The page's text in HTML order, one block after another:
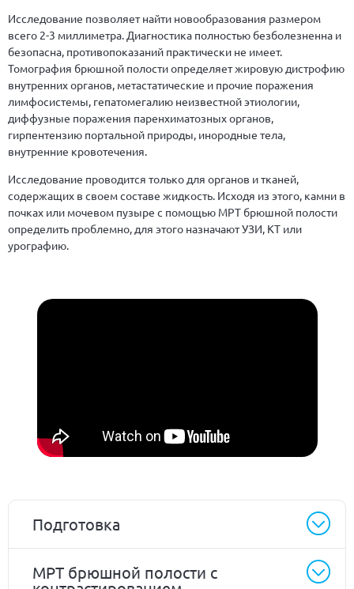
Исследование позволяет найти новообразования размером
всего 2-3 миллиметра. Диагностика полностью безболезненна и
безопасна, противопоказаний практически не имеет.
Томография брюшной полости определяет жировую дистрофию
внутренних органов, метастатические и прочие поражения
лимфосистемы, гепатомегалию неизвестной этиологии,
диффузные поражения паренхиматозных органов,
гирпентензию портальной природы, инородные тела,
внутренние кровотечения.
Исследование проводится только для органов и тканей,
содержащих в своем составе жидкость. Исходя из этого, камни в
почках или мочевом пузыре с помощью МРТ брюшной полости
определить проблемно, для этого назначают УЗИ, КТ или
урографию.
Подготовка
МРТ брюшной полости с